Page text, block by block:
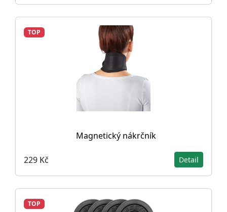
TOP
Magnetický nákrčník
229 Kč Detail
TOP